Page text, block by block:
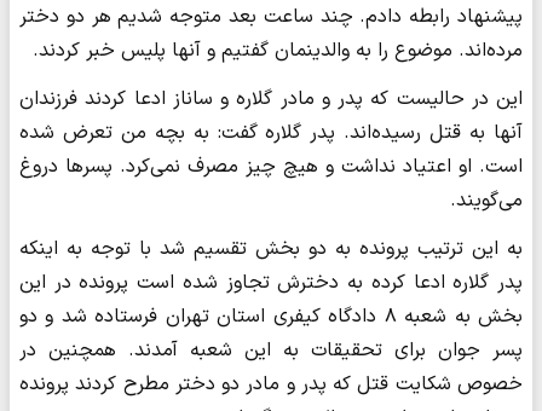
پیشنهاد رابطه دادم. چند ساعت بعد متوجه شدیم هر دو دختر
مرده‌اند. موضوع را به والدینمان گفتیم و آنها پلیس خبر کردند.
این در حالیست که پدر و مادر گلاره و ساناز ادعا کردند فرزندان
آنها به قتل رسیده‌اند. پدر گلاره گفت: به بچه من تعرض شده
است. او اعتیاد نداشت و هیچ چیز مصرف نمی‌کرد. پسرها دروغ
می‌گویند.
به این ترتیب پرونده به دو بخش تقسیم شد با توجه به اینکه
پدر گلاره ادعا کرده به دخترش تجاوز شده است پرونده در این
بخش به شعبه ۸ دادگاه کیفری استان تهران فرستاده شد و دو
پسر جوان برای تحقیقات به این شعبه آمدند. همچنین در
خصوص شکایت قتل که پدر و مادر دو دختر مطرح کردند پرونده